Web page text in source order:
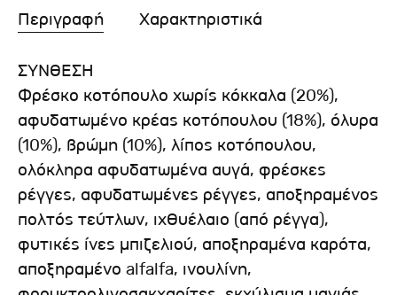
Περιγραφή Χαρακτηριστικά
ΣΥΝΘΕΣΗ
Φρέσκο κοτόπουλο χωρίς κόκκαλα (20%),
αφυδατωμένο κρέας κοτόπουλου (18%), όλυρα
(10%), βρώμη (10%), λίπος κοτόπουλου,
ολόκληρα αφυδατωμένα αυγά, φρέσκες
ρέγγες, αφυδατωμένες ρέγγες, αποξηραμένος
πολτός τεύτλων, ιχθυέλαιο (από ρέγγα),
φυτικές ίνες μπιζελιού, αποξηραμένα καρότα,
αποξηραμένο alfalfa, ινουλίνη,